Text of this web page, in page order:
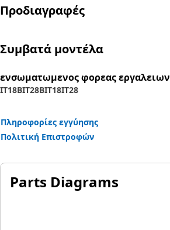
Προδιαγραφές
Συμβατά μοντέλα
ενσωματωμενος φορεας εργαλειων
IT18BIT28BIT18IT28
Πληροφορίες εγγύησης
Πολιτική Επιστροφών
Parts Diagrams